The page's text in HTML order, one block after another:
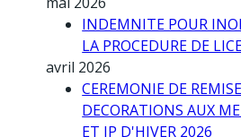
INDEMNITE POUR
LA PROCEDURE DE
avril 2026
CEREMONIE DE
DECORATIONS AUX
ET JP D'HIVER 2026